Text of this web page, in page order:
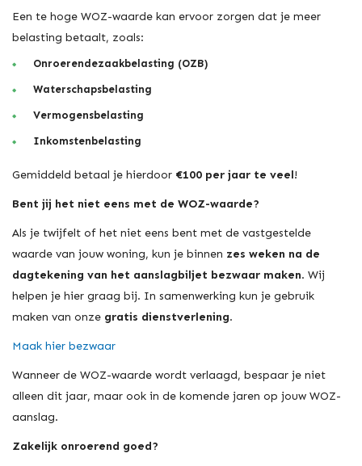
Een te hoge WOZ-waarde kan ervoor zorgen dat je meer
belasting betaalt, zoals:
Onroerendezaakbelasting (OZB)
Waterschapsbelasting
Vermogensbelasting
Inkomstenbelasting
Gemiddeld betaal je hierdoor €100 per jaar te veel!
Bent jij het niet eens met de WOZ-waarde?
Als je twijfelt of het niet eens bent met de vastgestelde
waarde van jouw woning, kun je binnen zes weken na de
dagtekening van het aanslagbiljet bezwaar maken. Wij
helpen je hier graag bij. In samenwerking kun je gebruik
maken van onze gratis dienstverlening.
Maak hier bezwaar
Wanneer de WOZ-waarde wordt verlaagd, bespaar je niet
alleen dit jaar, maar ook in de komende jaren op jouw WOZ-
aanslag.
Zakelijk onroerend goed?